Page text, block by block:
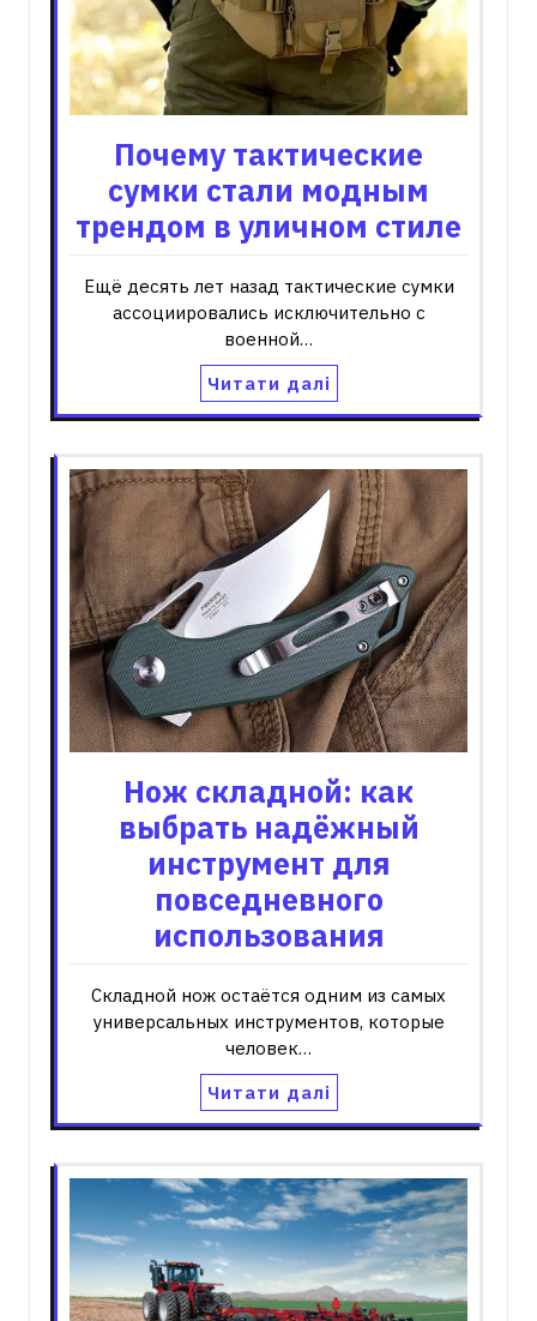
Почему тактические
сумки стали модным
трендом в уличном стиле
Ещё десять лет назад тактические сумки
ассоциировались исключительно с
военной…
Читати далі
Нож складной: как
выбрать надёжный
инструмент для
повседневного
использования
Складной нож остаётся одним из самых
универсальных инструментов, которые
человек…
Читати далі